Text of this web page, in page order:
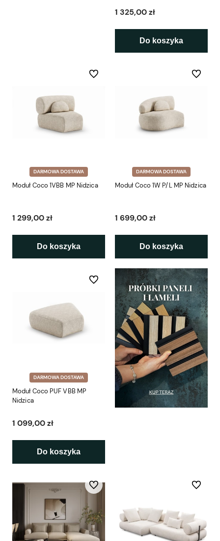
1 325,00 zł
Do koszyka
DARMOWA DOSTAWA
Moduł Coco 1VBB MP Nidzica
1 299,00 zł
Do koszyka
Do ulubionych
DARMOWA DOSTAWA
Moduł Coco 1W P/L MP Nidzica
1 699,00 zł
Do koszyka
Do
DARMOWA DOSTAWA
Moduł Coco PUF VBB MP
Nidzica
1 099,00 zł
Do koszyka
Do ulubionych
Do ulubionych Do